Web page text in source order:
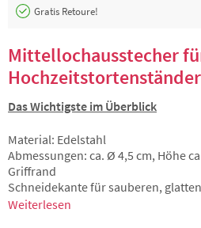
Gratis Retoure!
Mittellochausstecher
Hochzeitstortenständer
Das Wichtigste im Überblick
Material: Edelstahl
Abmessungen: ca. Ø 4,5 cm, Höhe
Griffrand
Schneidekante für sauberen,
Weiterlesen